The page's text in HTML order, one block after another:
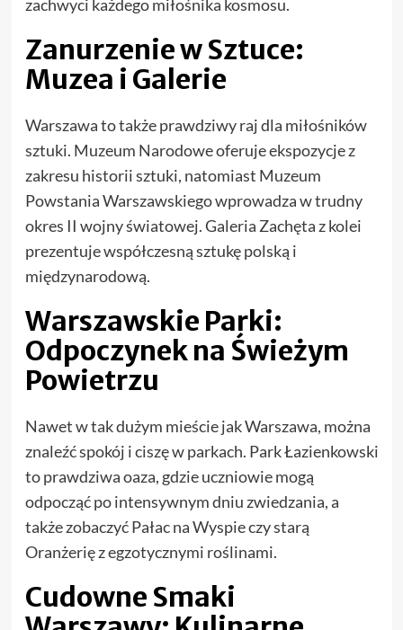
zachwyci każdego miłośnika kosmosu.
Zanurzenie w Sztuce:
Muzea i Galerie
Warszawa to także prawdziwy raj dla miłośników
sztuki. Muzeum Narodowe oferuje ekspozycje z
zakresu historii sztuki, natomiast Muzeum
Powstania Warszawskiego wprowadza w trudny
okres II wojny światowej. Galeria Zachęta z kolei
prezentuje współczesną sztukę polską i
międzynarodową.
Warszawskie Parki:
Odpoczynek na Świeżym
Powietrzu
Nawet w tak dużym mieście jak Warszawa, można
znaleźć spokój i ciszę w parkach. Park Łazienkowski
to prawdziwa oaza, gdzie uczniowie mogą
odpocząć po intensywnym dniu zwiedzania, a
także zobaczyć Pałac na Wyspie czy starą
Oranżerię z egzotycznymi roślinami.
Cudowne Smaki